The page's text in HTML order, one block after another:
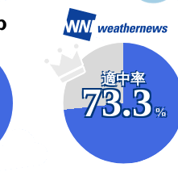
適中率
73.3
%